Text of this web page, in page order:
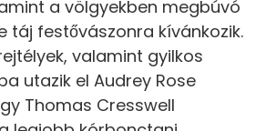
a völgyekben megbúvó
táj festővászonra kívánkozik.
valamint gyilkos
utazik el Audrey Rose
Thomas Cresswell